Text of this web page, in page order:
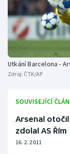
Utkání Barcelona -
Zdroj: ČTK/AP
SOUVISEJÍCÍ
Arsenal
zdolal AS Řím
16. 2. 2011